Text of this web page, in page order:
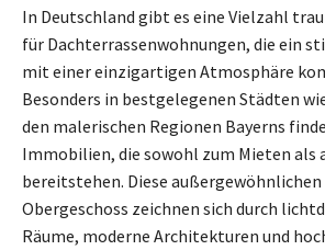
In Deutschland gibt es eine Vielzahl
für Dachterrassenwohnungen, die ein
mit einer einzigartigen Atmosphäre
Besonders in bestgelegenen Städten
den malerischen Regionen Bayerns
Immobilien, die sowohl zum Mieten als
bereitstehen. Diese
Obergeschoss zeichnen sich durch
Räume, moderne Architekturen und